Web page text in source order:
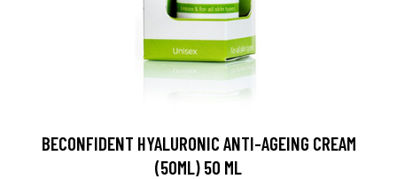
BECONFIDENT HYALURONIC ANTI-AGEING CREAM
(50ML) 50 ML